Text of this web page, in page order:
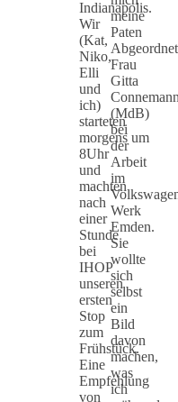
Indianapolis.
Wir
(Kat,
Niko,
Elli
und
ich)
starteten
morgens um
8Uhr
und
machten
nach
einer
Stunde
bei
IHOP
unseren
ersten
Stop
zum
Frühstück.
Eine
Empfehlung
von
meine
Paten
Frau
Gitta
Connemann
(MdB)
bei
der
Arbeit
im
Werk
Emden.
Sie
wollte
sich
selbst
ein
Bild
davon
machen,
was
ich